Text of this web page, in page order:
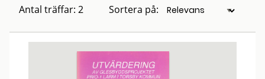
Antal träffar: 2 Sortera på: